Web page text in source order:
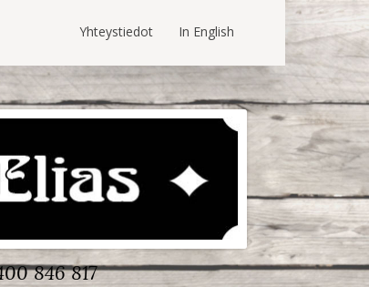
In English
Yhteystiedot
846 817